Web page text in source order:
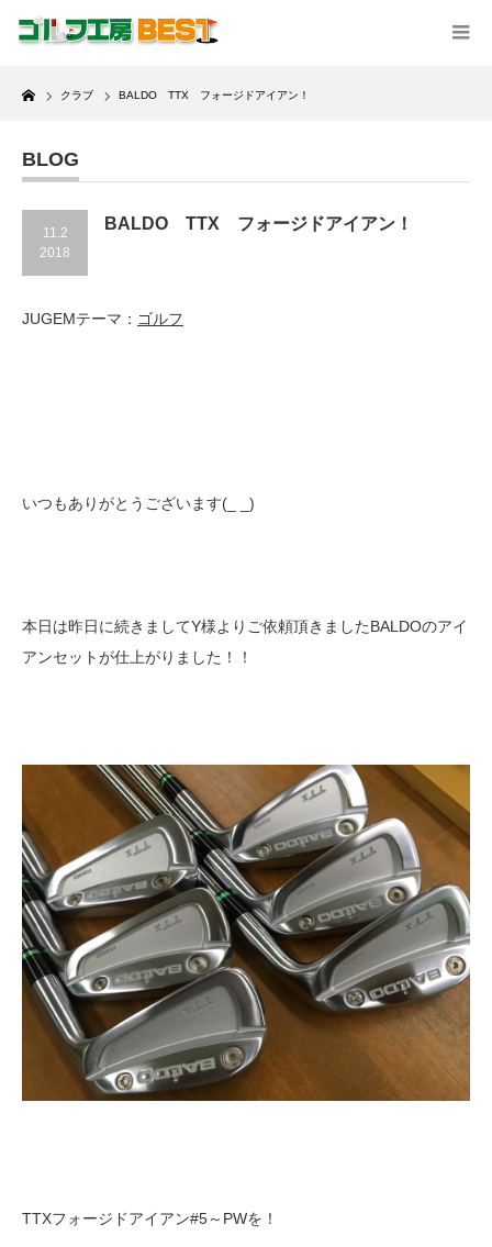
Home
クラブ BALDO TTX フォージドアイアン！
BLOG
11.2
2018
BALDO TTX フォージドアイアン！
JUGEMテーマ： ゴルフ
いつもありがとうございます(_ _)
本日は昨日に続きましてY様よりご依頼頂きましたBALDOのアイ
アンセットが仕上がりました！！
TTXフォージドアイアン#5～PWを！